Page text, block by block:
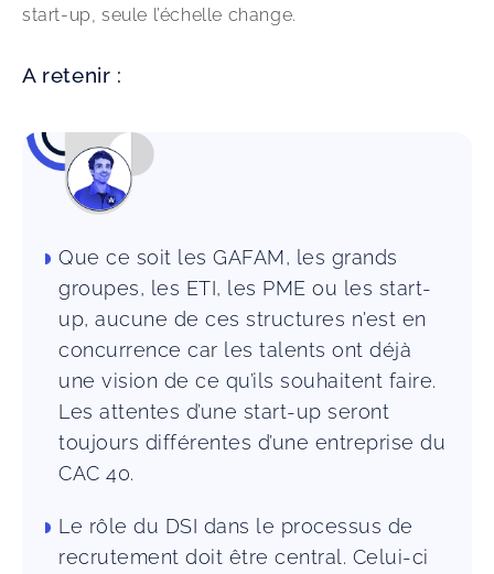
start-up, seule l’échelle change.
A retenir :
Que ce soit les GAFAM, les grands
groupes, les ETI, les PME ou les start-
up, aucune de ces structures n'est en
concurrence car les talents ont déjà
une vision de ce qu’ils souhaitent faire.
Les attentes d’une start-up seront
toujours différentes d’une entreprise du
CAC 40.
Le rôle du DSI dans le processus de
recrutement doit être central. Celui-ci